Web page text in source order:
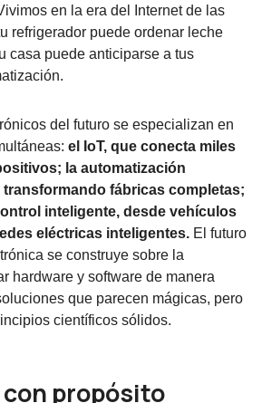
en la era del Internet de las
refrigerador puede ordenar leche
casa puede anticiparse a tus
del futuro se especializan en
el IoT, que conecta miles
la automatización
fábricas completas;
inteligente, desde vehículos
eléctricas inteligentes. El futuro
se construye sobre la
hardware y software de manera
que parecen mágicas, pero
científicos sólidos.
propósito